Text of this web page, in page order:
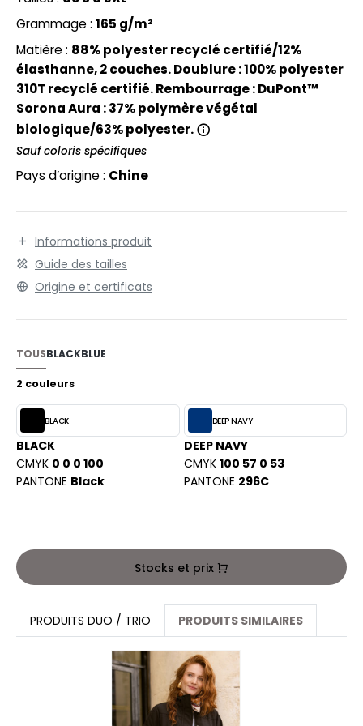
SHOPPING
SHIRT
ROW
OF THE LOOM
OF THE LOOM VINTAGE
- BLANKS
COOL
HOODS
T'S
SERIE
8000 mm.
Grammage : 165 g/m²
Matière : 88% polyester recyclé certifié/12%
élasthanne, 2 couches. Doublure : 100% polyester
310T recyclé certifié. Rembourrage : DuPont™
Sorona Aura : 37% polymère végétal
biologique/63% polyester.
Sauf coloris spécifiques
Pays d’origine : Chine
Informations produit
Guide des tailles
Origine et certificats
TOUSBLACKBLUE
2 couleurs
BLACK
BLACK
CMYK 0 0 0 100
PANTONE Black
DEEP NAVY
DEEP NAVY
CMYK 100 57 0 53
PANTONE 296C
Stocks et prix
PRODUITS DUO / TRIO PRODUITS SIMILAIRES